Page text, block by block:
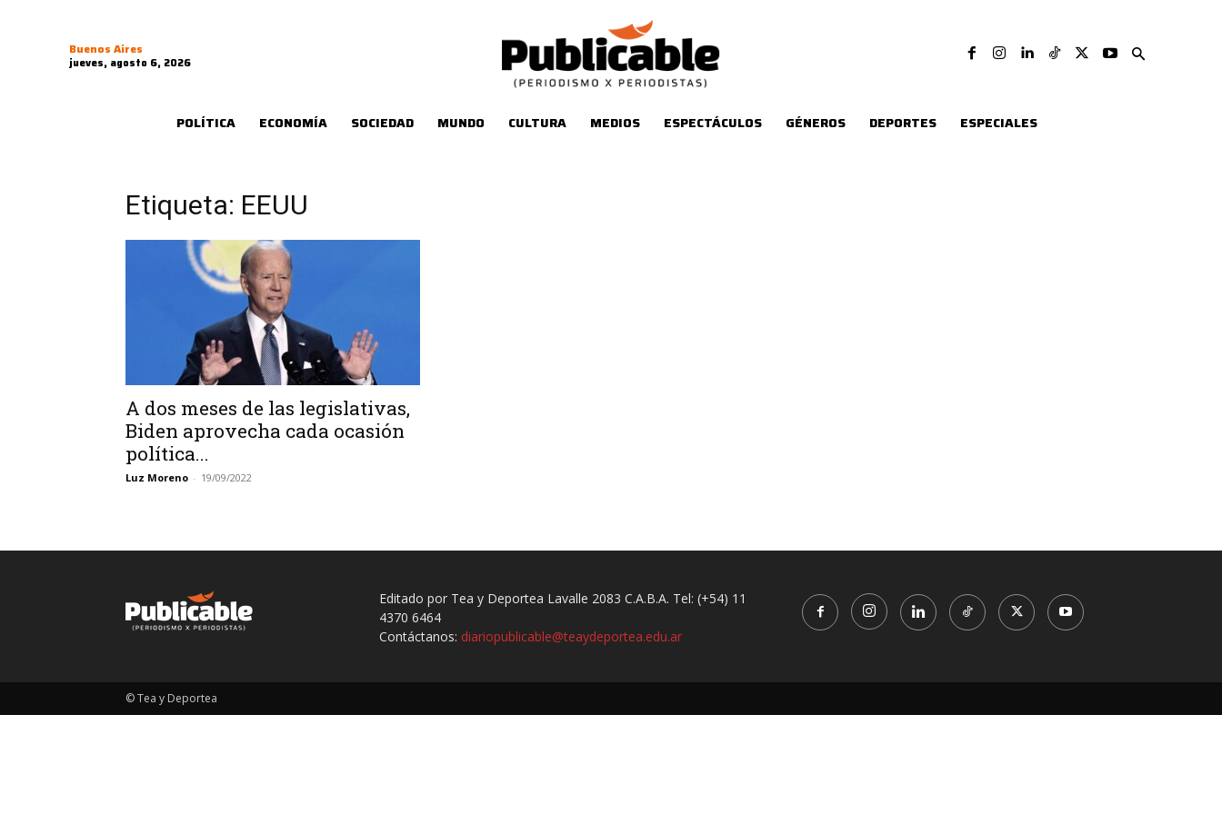
Buenos Aires
jueves, agosto 6, 2026
POLÍTICA ECONOMÍA SOCIEDAD MUNDO CULTURA MEDIOS ESPECTÁCULOS GÉNEROS DEPORTES ESPECIALES
Etiqueta: EEUU
A dos meses de las legislativas,
Biden aprovecha cada ocasión
política...
Luz Moreno - 19/09/2022
Editado por Tea y Deportea Lavalle 2083 C.A.B.A. Tel: (+54) 11
4370 6464
Contáctanos: diariopublicable@teaydeportea.edu.ar
© Tea y Deportea